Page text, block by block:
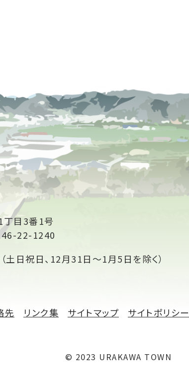
丁目3番1号
22-1240
日祝日、12月31日～1月5日を除く）
先 リンク集 サイトマップ サイトポリシー
© 2023 URAKAWA TOWN